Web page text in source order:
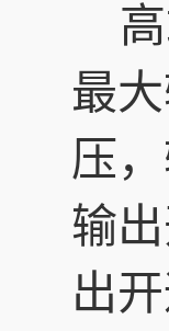
高
最
压
输
出